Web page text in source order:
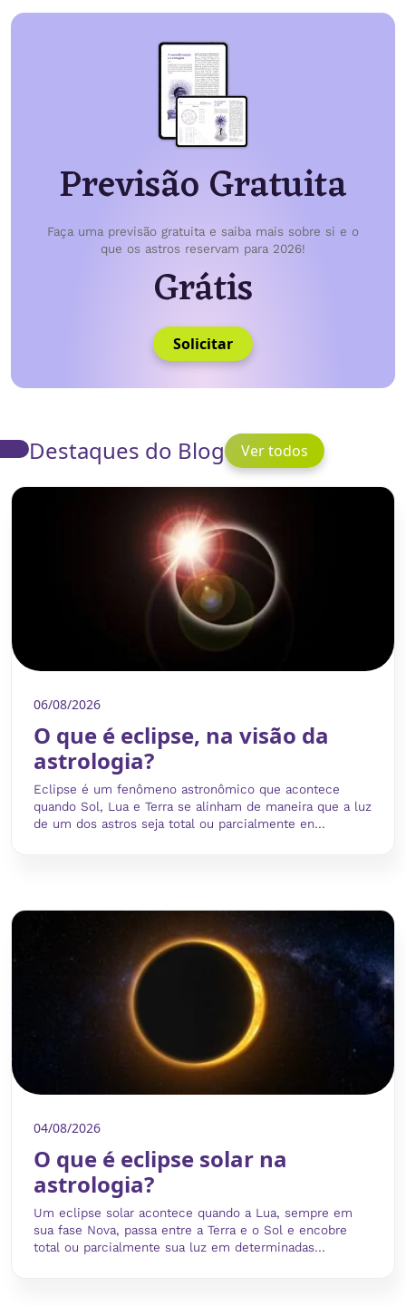
Previsão Gratuita
Faça uma previsão gratuita e saiba mais sobre si e o
que os astros reservam para 2026!
Grátis
Solicitar
Destaques do Blog Ver todos
06/08/2026
O que é eclipse, na visão da
astrologia?
Eclipse é um fenômeno astronômico que acontece
quando Sol, Lua e Terra se alinham de maneira que a luz
de um dos astros seja total ou parcialmente en...
04/08/2026
O que é eclipse solar na
astrologia?
Um eclipse solar acontece quando a Lua, sempre em
sua fase Nova, passa entre a Terra e o Sol e encobre
total ou parcialmente sua luz em determinadas...